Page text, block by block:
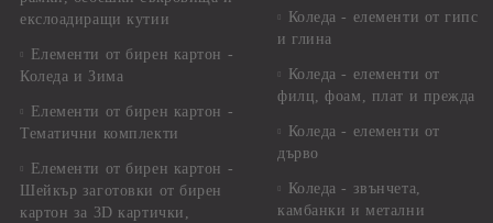
екслоадиращи кутии
Елементи от бирен картон -
Коледа и Зима
Елементи от бирен картон -
Тематични комплекти
Елементи от бирен картон -
Шейкър заготовки от бирен
картон за 3D картички,
Коледа - елементи от гипс
и глина
Коледа - елементи от
филц, фоам, плат и прежда
Коледа - елементи от
дърво
Коледа - звънчета,
камбанки и метални